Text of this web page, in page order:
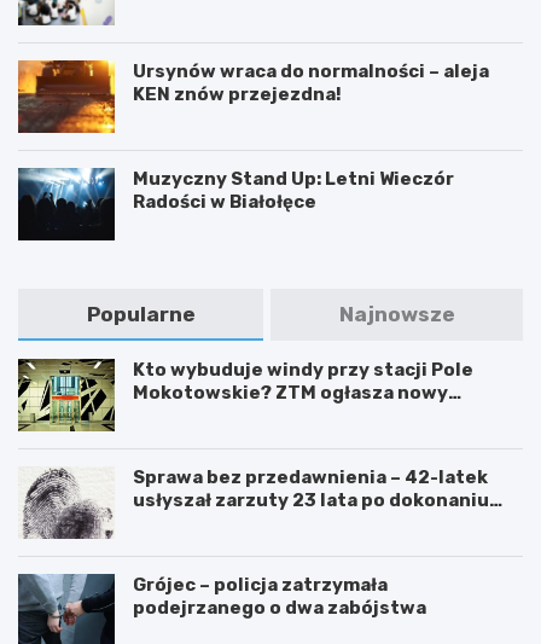
Ursynów wraca do normalności – aleja
KEN znów przejezdna!
Muzyczny Stand Up: Letni Wieczór
Radości w Białołęce
Popularne Najnowsze
Kto wybuduje windy przy stacji Pole
Mokotowskie? ZTM ogłasza nowy
Sprawa bez przedawnienia – 42-latek
usłyszał zarzuty 23 lata po dokonaniu
Grójec – policja zatrzymała
podejrzanego o dwa zabójstwa